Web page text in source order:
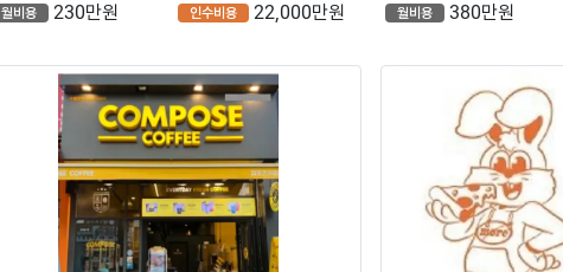
월비용 230만원 인수비용 22,000만원 월비용 380만원